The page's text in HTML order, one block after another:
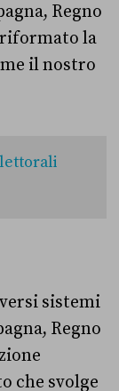
Regno
la
il nostro
sistemi
Regno
che svolge